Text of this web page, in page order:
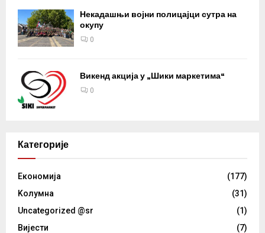
Некадашњи војни полицајци сутра на
окупу
0
Викенд акција у „Шики маркетима“
0
Категорије
Eкономија
(177)
Kолумнa
(31)
Uncategorized @sr
(1)
Вијести
(7)